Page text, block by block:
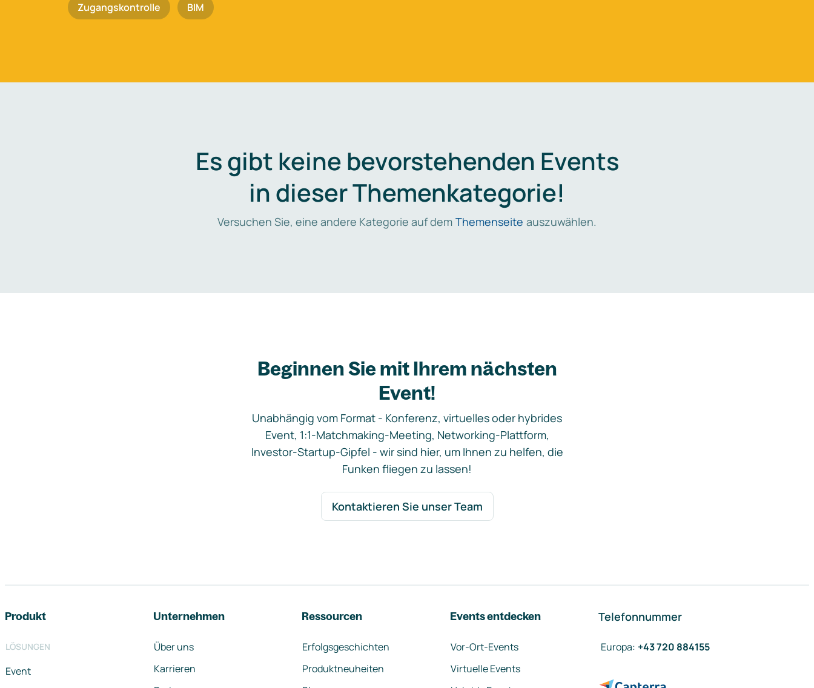
Zugangskontrolle BIM
Es gibt keine bevorstehenden Events
in dieser Themenkategorie!
Versuchen Sie, eine andere Kategorie auf dem Themenseite auszuwählen.
Beginnen Sie mit Ihrem nächsten
Event!
Unabhängig vom Format - Konferenz, virtuelles oder hybrides
Event, 1:1-Matchmaking-Meeting, Networking-Plattform,
Investor-Startup-Gipfel - wir sind hier, um Ihnen zu helfen, die
Funken fliegen zu lassen!
Kontaktieren Sie unser Team
Produkt
LÖSUNGEN
Event
Unternehmen
Über uns
Karrieren
Ressourcen
Erfolgsgeschichten
Produktneuheiten
Events entdecken
Vor-Ort-Events
Virtuelle Events
Telefonnummer
Europa: +43 720 884155